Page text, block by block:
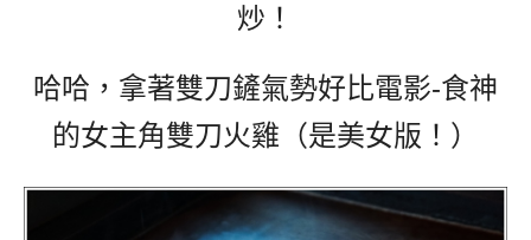
炒！
哈哈，拿著雙刀鏟氣勢好比電影-食神
的女主角雙刀火雞（是美女版！）